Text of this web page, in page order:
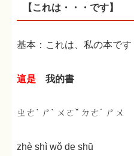
【これは・・・です】
基本：これは、私の本です
這是 我的書
ㄓㄜˋ ㄕˋ ㄨㄛˇ ㄉㄜ˙ ㄕㄨ
zhè shì wǒ de shū